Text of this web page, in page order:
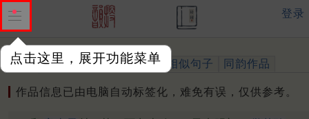
点击这里，展开功能菜单
登录
作品 标注四声 出处、引用 相似句子 同韵作品
作品信息已由电脑自动标签化，难免有误，仅供参考。